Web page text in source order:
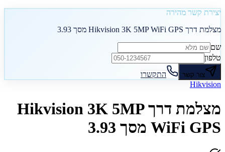
יצירת קשר מהירה
מצלמת דרך Hikvision 3K 5MP WiFi GPS מסך 3.93
שם
טלפון
צור קשר
התקשרו
Hikvision
מצלמת דרך Hikvision 3K 5MP
WiFi GPS מסך 3.93